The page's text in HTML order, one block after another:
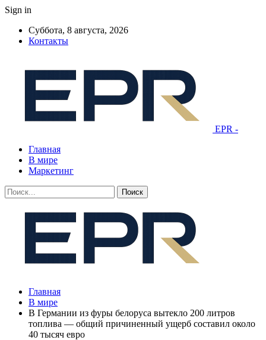
Sign in
Суббота, 8 августа, 2026
Контакты
EPR -
Главная
В мире
Маркетинг
Главная
В мире
В Германии из фуры белоруса вытекло 200 литров
топлива — общий причиненный ущерб составил около
40 тысяч евро